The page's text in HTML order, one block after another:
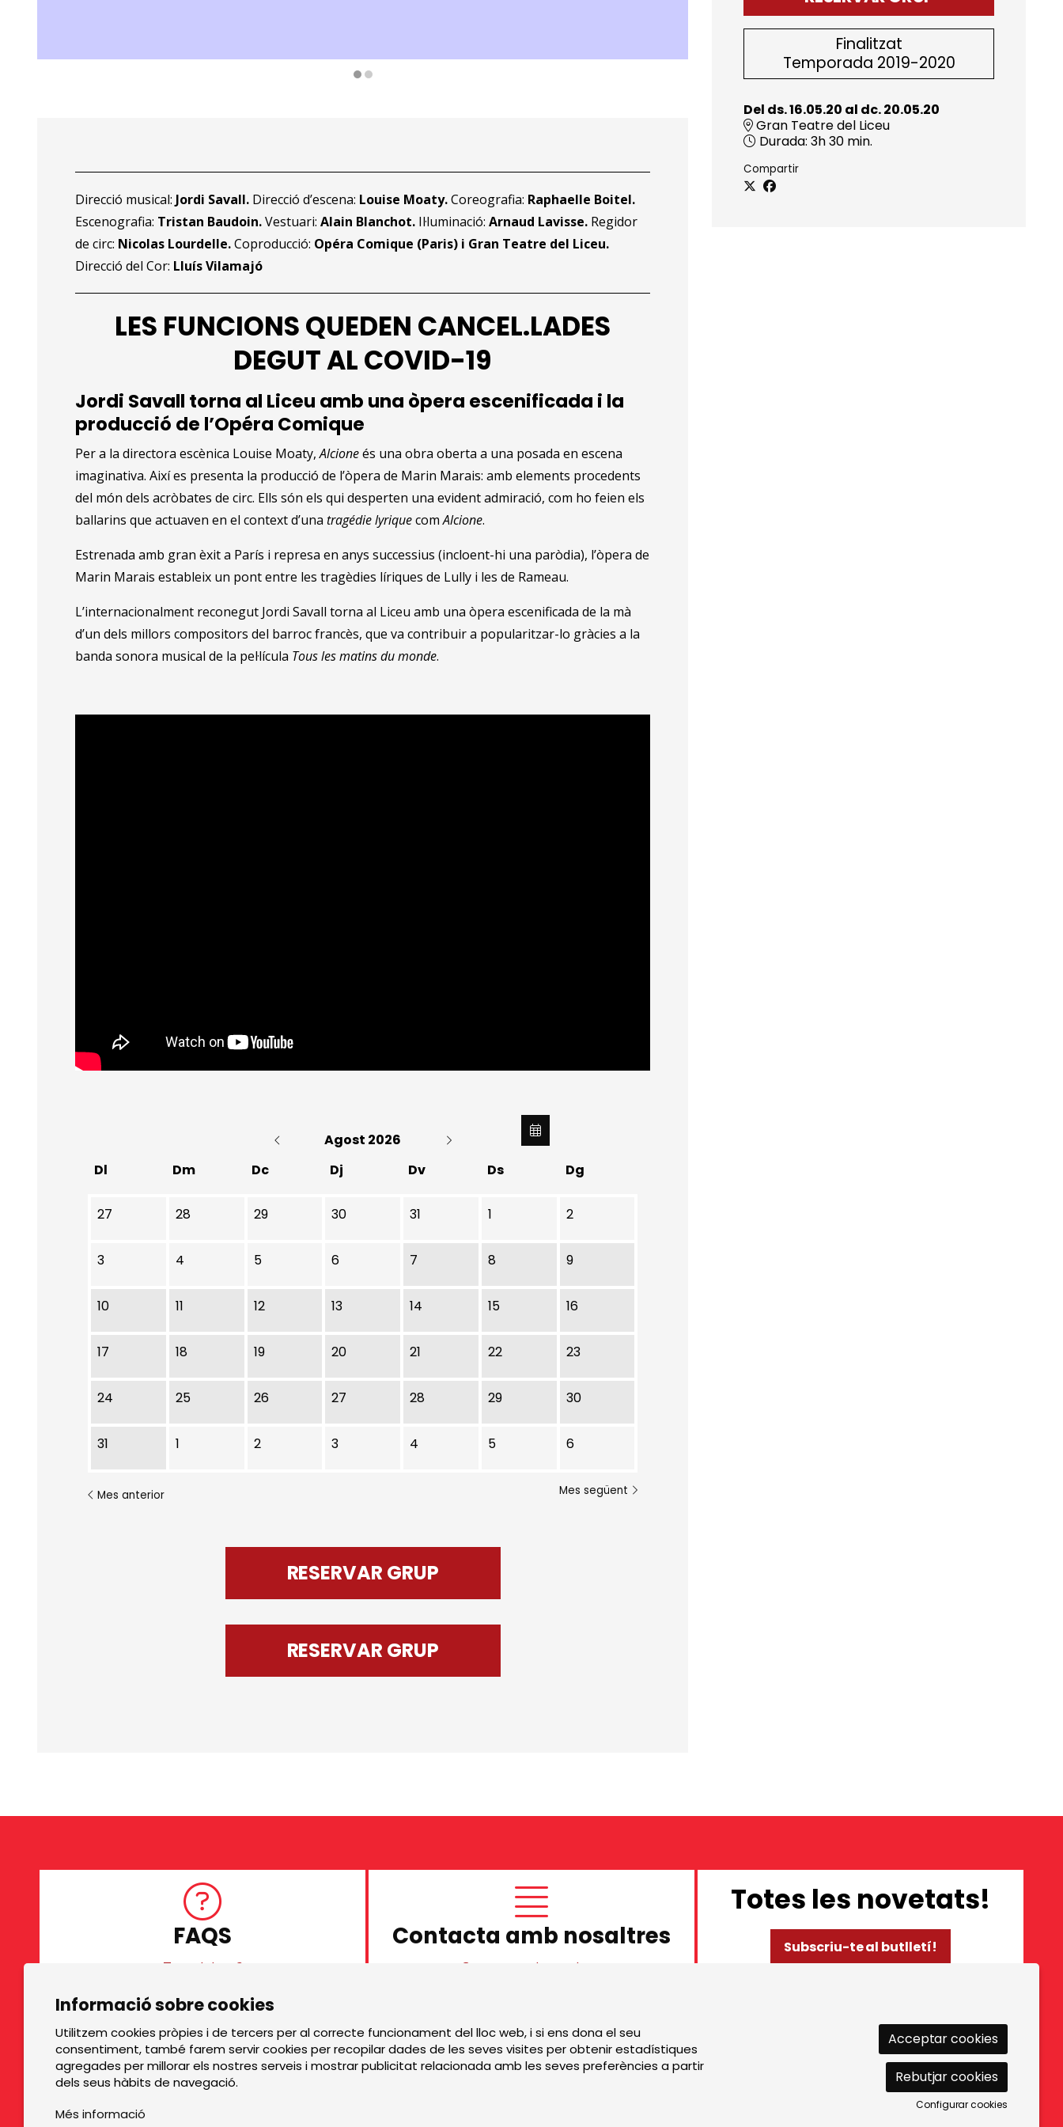
Finalitzat
Temporada 2019-2020
Del ds. 16.05.20 al dc. 20.05.20
Gran Teatre del Liceu
Durada: 3h 30 min.
Compartir
Direcció musical: Jordi Savall. Direcció d’escena: Louise Moaty.Coreografia: Raphaelle Boitel.
Escenografia: Tristan Baudoin.Vestuari:Alain Blanchot. Il·luminació:Arnaud Lavisse. Regidor
de circ: Nicolas Lourdelle.Coproducció: Opéra Comique (Paris) i Gran Teatre del Liceu.
Direcció del Cor: Lluís Vilamajó
LES FUNCIONS QUEDEN CANCEL.LADES
DEGUT AL COVID-19
Jordi Savall torna al Liceu amb una òpera escenificada i la
producció de l’Opéra Comique
Per a la directora escènica Louise Moaty,Alcioneés una obra oberta a una posada en escena
imaginativa. Així es presenta la producció de l’òpera de Marin Marais: amb elements procedents
del món dels acròbates de circ. Ells són els qui desperten una evident admiració, com ho feien els
ballarins que actuaven en el context d’unatragédie lyriquecomAlcione.
Estrenada amb gran èxit a París i represa en anys successius (incloent-hi una paròdia), l’òpera de
Marin Marais estableix un pont entre les tragèdies líriques de Lully i les de Rameau.
L’internacionalment reconegut Jordi Savall torna al Liceu amb una òpera escenificada de la mà
d’un dels millors compositors del barroc francès, que va contribuir a popularitzar-lo gràcies a la
banda sonora musical de la pel·lícula Tous les matins du monde.
Agost 2026
Dl
Dm Dc Dj Dv Ds Dg
No hi ha cap activitat aquest mes
27 28 29 30 31 1 2
3 4 5 6 7 8 9
10 11 12 13 14 15 16
17 18 19 20 21 22 23
24 25 26 27 28 29 30
31 1 2 3 4 5 6
Mes anterior Mes següent
RESERVAR GRUP
RESERVAR GRUP
FAQS
Tens dubtes?
Contacta amb nosaltres
Contacta amb nosaltres
Totes les novetats!
Subscriu-te al butlletí!
Diapositiva 1 de 3
TOP GRUPS TEATRE
La Rambla dels Estudis, 115
08002 Barcelona
Sitemap | Avís Legal Política de privacitat | Contactar
Informació sobre cookies
Utilitzem cookies pròpies i de tercers per al correcte funcionament del lloc web, i si ens dona el seu
consentiment, també farem servir cookies per recopilar dades de les seves visites per obtenir estadístiques
agregades per millorar els nostres serveis i mostrar publicitat relacionada amb les seves preferències a partir
dels seus hàbits de navegació.
Més informació
Acceptar cookies
Rebutjar cookies
Configurar cookies